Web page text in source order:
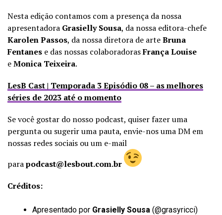
Nesta edição contamos com a presença da nossa
apresentadora Grasielly Sousa, da nossa editora-chefe
Karolen Passos, da nossa diretora de arteBruna
Fentanes e das nossas colaboradorasFrança Louise
eMonica Teixeira.
LesB Cast | Temporada 3 Episódio 08 – as melhores
séries de 2023 até o momento
Se você gostar do nosso podcast, quiser fazer uma
pergunta ou sugerir uma pauta, envie-nos uma DM em
nossas redes sociais ou um e-mail
parapodcast@lesbout.com.br
Créditos:
Apresentado por Grasielly Sousa (@grasyricci)